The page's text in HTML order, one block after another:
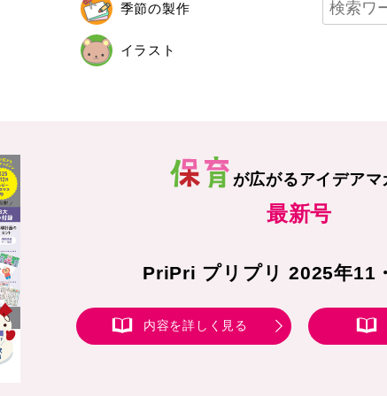
季節の製作
イラスト
が広がるアイデアマ
最新号
PriPri プリプリ 2025年11
内容を詳しく見る